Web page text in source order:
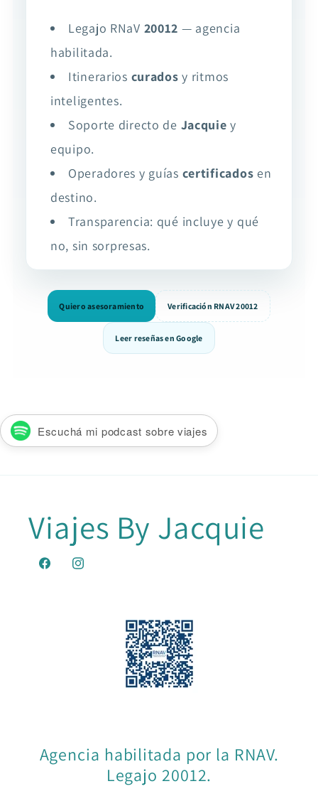
Legajo RNaV 20012 — agencia
habilitada.
Itinerarios curados y ritmos
inteligentes.
Soporte directo de Jacquie y
equipo.
Operadores y guías certificados en
destino.
Transparencia: qué incluye y qué
no, sin sorpresas.
Quiero asesoramiento Verificación RNAV 20012
Leer reseñas en Google
Escuchá mi podcast sobre viajes
Viajes By Jacquie
FacebookInstagram
Agencia habilitada por la RNAV.
Legajo 20012.